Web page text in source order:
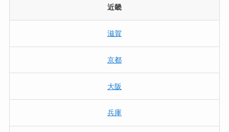
近畿
滋賀
京都
大阪
兵庫